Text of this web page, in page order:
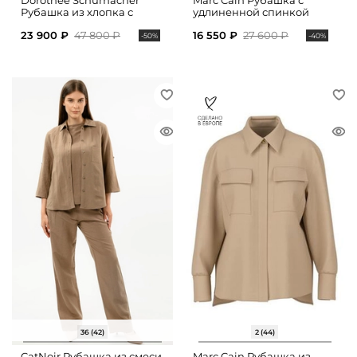
Рубашка из хлопка с
23 900 ₽ 47 800 ₽ -50%
удлиненной спинкой
16 550 ₽ 27 600 ₽ -40%
36 (42) 2 (44)